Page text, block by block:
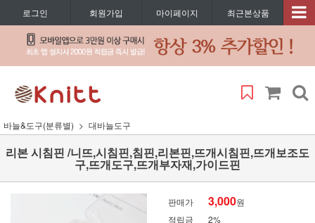
로그인 회원가입 마이페이지 최근본상품
바늘&도구(분류별) 대바늘도구
리본 시침핀 /니뜨,시침핀,침핀,리본핀,뜨개시침핀,뜨개보조도
구,뜨개도구,뜨개부자재,가이드핀
판매가 3,000원
적립금
2%